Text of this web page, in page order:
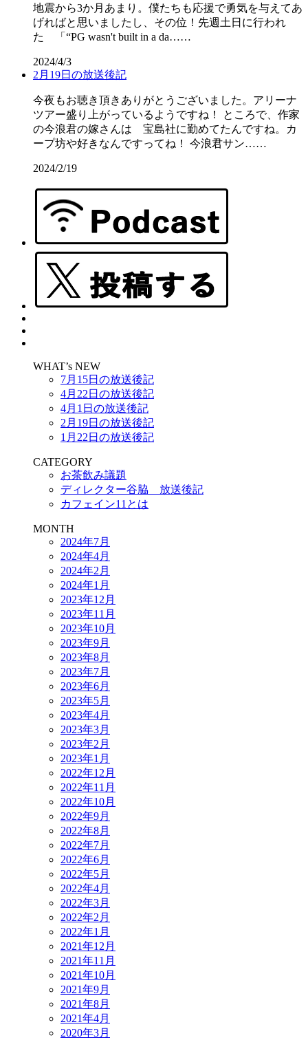
地震から3か月あまり。僕たちも応援で勇気を与えてあ
げればと思いましたし、その位！先週土日に行われ
た 「“PG wasn't built in a da……
2024/4/3
2月19日の放送後記
今夜もお聴き頂きありがとうございました。アリーナ
ツアー盛り上がっているようですね！ ところで、作家
の今浪君の嫁さんは 宝島社に勤めてたんですね。カ
ープ坊や好きなんですってね！ 今浪君サン……
2024/2/19
WHAT’s NEW
7月15日の放送後記
4月22日の放送後記
4月1日の放送後記
2月19日の放送後記
1月22日の放送後記
CATEGORY
お茶飲み議題
ディレクター谷脇 放送後記
カフェイン11とは
MONTH
2024年7月
2024年4月
2024年2月
2024年1月
2023年12月
2023年11月
2023年10月
2023年9月
2023年8月
2023年7月
2023年6月
2023年5月
2023年4月
2023年3月
2023年2月
2023年1月
2022年12月
2022年11月
2022年10月
2022年9月
2022年8月
2022年7月
2022年6月
2022年5月
2022年4月
2022年3月
2022年2月
2022年1月
2021年12月
2021年11月
2021年10月
2021年9月
2021年8月
2021年4月
2020年3月